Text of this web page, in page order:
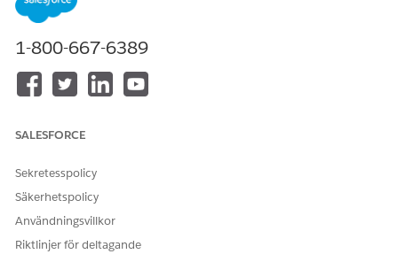
Edition
ANVÄNDARBEHÖRIGHETER SOM KRÄVS FÖR ATT
Konfigurera Digitala lån:
På webbplatsen för låneinstitut, ange uppgifter om
Ange företagsnamnet och företagets licensnummer som
registrerats hos regleringsorgan.
och postnummer.
Ange detaljerna för det förmedlande företagets
1-800-667-6389
SALESFORCE
Sekretesspolicy
Säkerhetspolicy
Användningsvillkor
Riktlinjer för deltagande